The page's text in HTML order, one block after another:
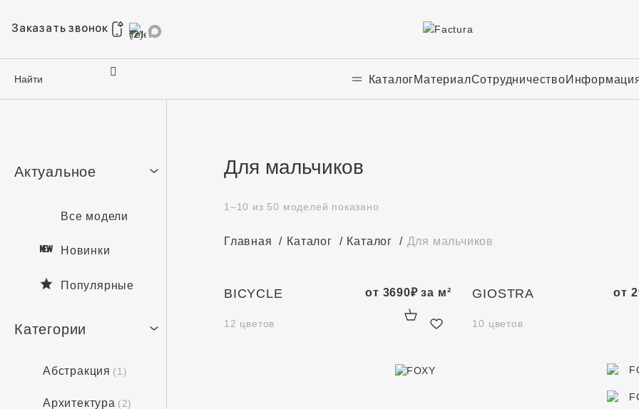
Заказать звонок
КаталогМатериалСотрудничество
Актуальное
Новинки
Популярные
Категории
Абстракция (1)
Архитектура (2)
Для мальчиков
1–10 из 50 моделей показано
Главная Каталог Каталог Для мальчиков
BICYCLE
12 цветов
от 3690₽за м² GIOSTRA
10 цветов
от